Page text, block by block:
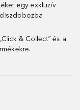
egy exkluzív
díszdobozba
& Collect” és a